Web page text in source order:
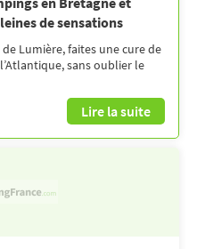
de sensations
de Lumière, faites une cure de
sans oublier le
Lire la suite